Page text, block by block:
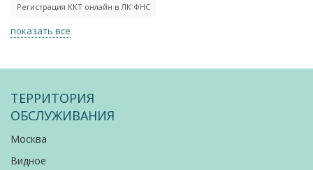
Регистрация ККТ онлайн в ЛК ФНС
показать все
ТЕРРИТОРИЯ
ОБСЛУЖИВАНИЯ
Москва
Видное